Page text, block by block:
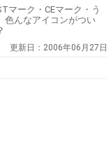
マーク・CEマーク・う
色んなアイコンがつい
更新日： 2006年06月27日